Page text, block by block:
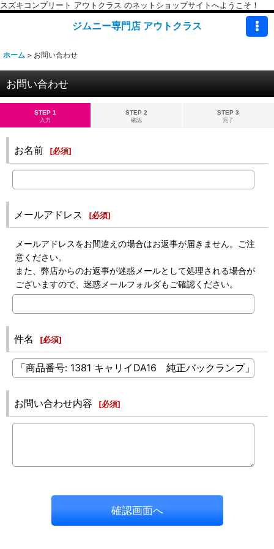
スズキコンプリート アウトクラス のネットショップサイトへようこそ！
ジムニー専門店 アウトクラス
ホーム > お問い合わせ
お問い合わせ
STEP 1
入力
STEP 2
確認
STEP 3
完了
お名前 [必須]
メールアドレス [必須]
メールアドレスをお間違えの場合はお返事が届きません。ご注
意ください。
また、弊店からのお返事が迷惑メールとして処理される場合が
ございますので、迷惑メールフォルダもご確認ください。
件名 [必須]
お問い合わせ内容 [必須]
確認画面へ